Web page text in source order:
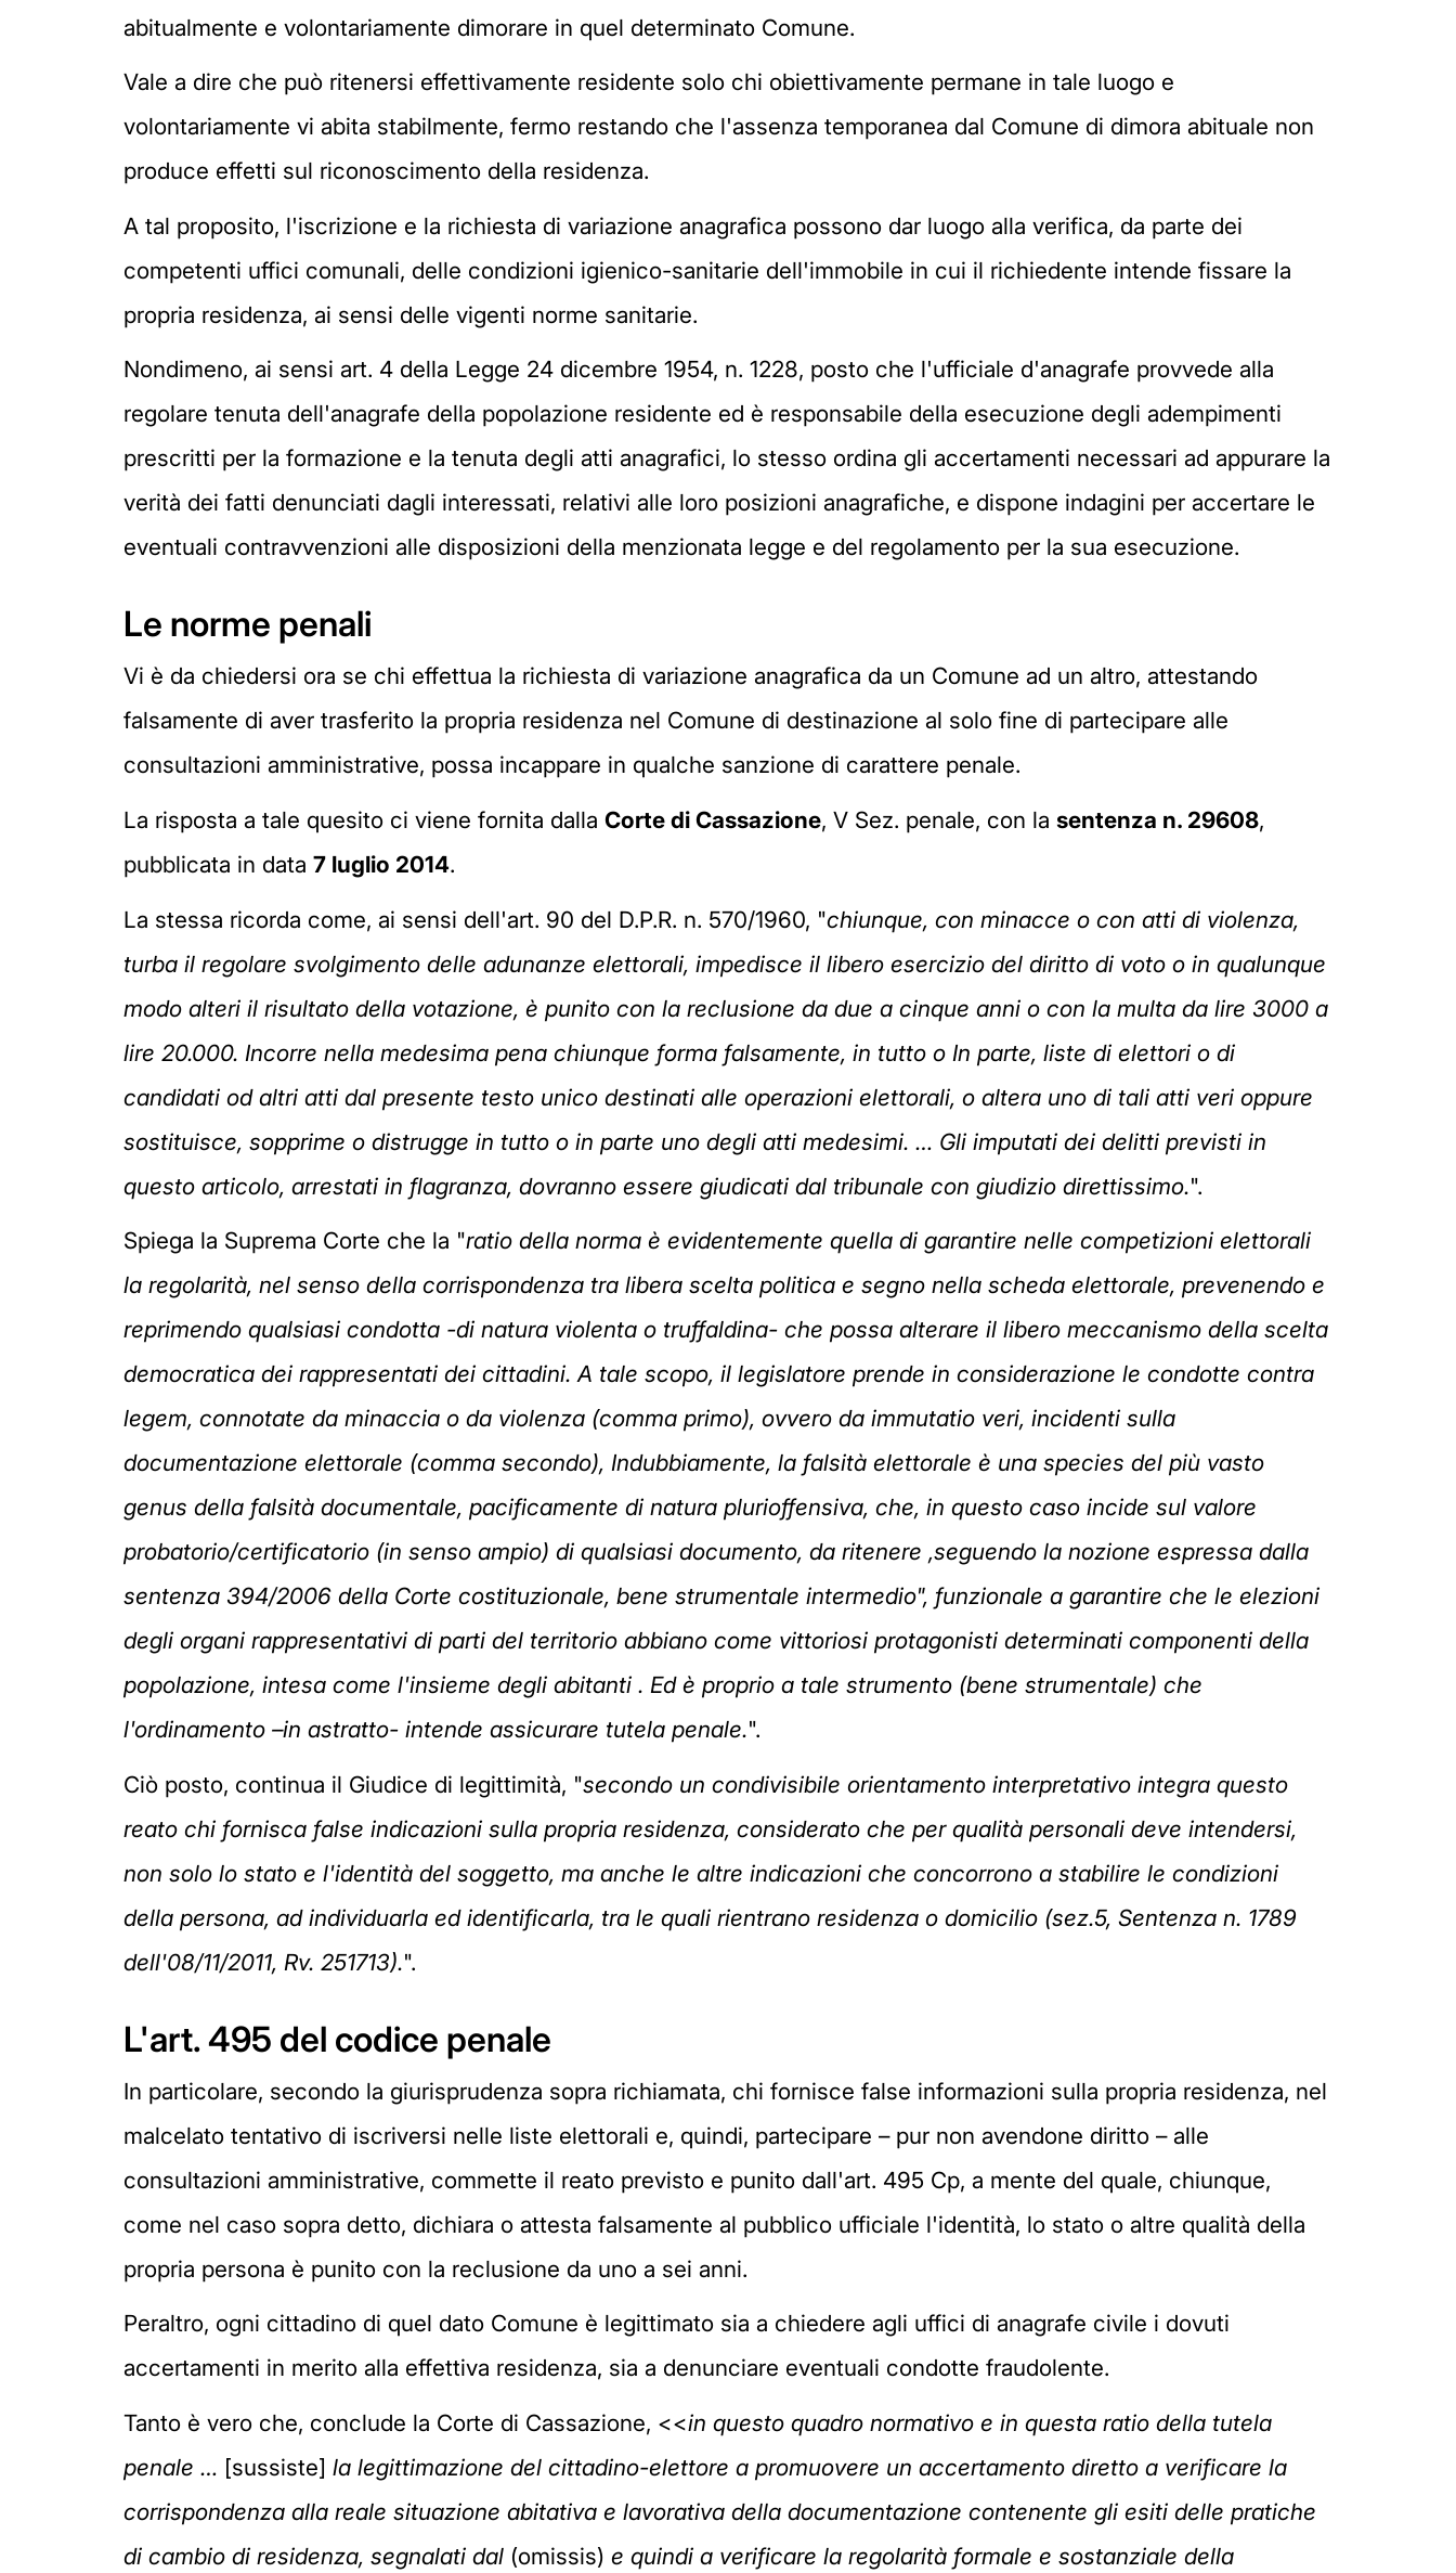
abitualmente e volontariamente dimorare in quel determinato Comune.
Vale a dire che può ritenersi effettivamente residente solo chi obiettivamente permane in tale luogo e
volontariamente vi abita stabilmente, fermo restando che l'assenza temporanea dal Comune di dimora abituale non
produce effetti sul riconoscimento della residenza.
A tal proposito, l'iscrizione e la richiesta di variazione anagrafica possono dar luogo alla verifica, da parte dei
competenti uffici comunali, delle condizioni igienico-sanitarie dell'immobile in cui il richiedente intende fissare la
propria residenza, ai sensi delle vigenti norme sanitarie.
Nondimeno, ai sensi art. 4 della Legge 24 dicembre 1954, n. 1228, posto che l'ufficiale d'anagrafe provvede alla
regolare tenuta dell'anagrafe della popolazione residente ed è responsabile della esecuzione degli adempimenti
prescritti per la formazione e la tenuta degli atti anagrafici, lo stesso ordina gli accertamenti necessari ad appurare la
verità dei fatti denunciati dagli interessati, relativi alle loro posizioni anagrafiche, e dispone indagini per accertare le
eventuali contravvenzioni alle disposizioni della menzionata legge e del regolamento per la sua esecuzione.
Le norme penali
Vi è da chiedersi ora se chi effettua la richiesta di variazione anagrafica da un Comune ad un altro, attestando
falsamente di aver trasferito la propria residenza nel Comune di destinazione al solo fine di partecipare alle
consultazioni amministrative, possa incappare in qualche sanzione di carattere penale.
La risposta a tale quesito ci viene fornita dalla Corte di Cassazione, V Sez. penale, con la sentenza n. 29608,
pubblicata in data 7 luglio 2014.
La stessa ricorda come, ai sensi dell'art. 90 del D.P.R. n. 570/1960, "chiunque, con minacce o con atti di violenza,
turba il regolare svolgimento delle adunanze elettorali, impedisce il libero esercizio del diritto di voto o in qualunque
modo alteri il risultato della votazione, è punito con la reclusione da due a cinque anni o con la multa da lire 3000 a
lire 20.000. Incorre nella medesima pena chiunque forma falsamente, in tutto o In parte, liste di elettori o di
candidati od altri atti dal presente testo unico destinati alle operazioni elettorali, o altera uno di tali atti veri oppure
sostituisce, sopprime o distrugge in tutto o in parte uno degli atti medesimi. … Gli imputati dei delitti previsti in
questo articolo, arrestati in flagranza, dovranno essere giudicati dal tribunale con giudizio direttissimo.".
Spiega la Suprema Corte che la "ratio della norma è evidentemente quella di garantire nelle competizioni elettorali
la regolarità, nel senso della corrispondenza tra libera scelta politica e segno nella scheda elettorale, prevenendo e
reprimendo qualsiasi condotta -di natura violenta o truffaldina- che possa alterare il libero meccanismo della scelta
democratica dei rappresentati dei cittadini. A tale scopo, il legislatore prende in considerazione le condotte contra
legem, connotate da minaccia o da violenza (comma primo), ovvero da immutatio veri, incidenti sulla
documentazione elettorale (comma secondo), Indubbiamente, la falsità elettorale è una species del più vasto
genus della falsità documentale, pacificamente di natura plurioffensiva, che, in questo caso incide sul valore
probatorio/certificatorio (in senso ampio) di qualsiasi documento, da ritenere ,seguendo la nozione espressa dalla
sentenza 394/2006 della Corte costituzionale, bene strumentale intermedio", funzionale a garantire che le elezioni
degli organi rappresentativi di parti del territorio abbiano come vittoriosi protagonisti determinati componenti della
popolazione, intesa come l'insieme degli abitanti . Ed è proprio a tale strumento (bene strumentale) che
l'ordinamento –in astratto- intende assicurare tutela penale.".
Ciò posto, continua il Giudice di legittimità, "secondo un condivisibile orientamento interpretativo integra questo
reato chi fornisca false indicazioni sulla propria residenza, considerato che per qualità personali deve intendersi,
non solo lo stato e l'identità del soggetto, ma anche le altre indicazioni che concorrono a stabilire le condizioni
della persona, ad individuarla ed identificarla, tra le quali rientrano residenza o domicilio (sez.5, Sentenza n. 1789
dell'08/11/2011, Rv. 251713).".
L'art. 495 del codice penale
In particolare, secondo la giurisprudenza sopra richiamata, chi fornisce false informazioni sulla propria residenza, nel
malcelato tentativo di iscriversi nelle liste elettorali e, quindi, partecipare – pur non avendone diritto – alle
consultazioni amministrative, commette il reato previsto e punito dall'art. 495 Cp, a mente del quale, chiunque,
come nel caso sopra detto, dichiara o attesta falsamente al pubblico ufficiale l'identità, lo stato o altre qualità della
propria persona è punito con la reclusione da uno a sei anni.
Peraltro, ogni cittadino di quel dato Comune è legittimato sia a chiedere agli uffici di anagrafe civile i dovuti
accertamenti in merito alla effettiva residenza, sia a denunciare eventuali condotte fraudolente.
Tanto è vero che, conclude la Corte di Cassazione, <<in questo quadro normativo e in questa ratio della tutela
penale … [sussiste] la legittimazione del cittadino-elettore a promuovere un accertamento diretto a verificare la
corrispondenza alla reale situazione abitativa e lavorativa della documentazione contenente gli esiti delle pratiche
di cambio di residenza, segnalati dal (omissis) e quindi a verificare la regolarità formale e sostanziale della